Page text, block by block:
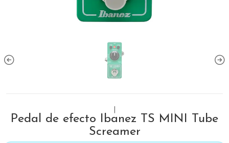
Pedal de efecto Ibanez TS MINI Tube
Screamer